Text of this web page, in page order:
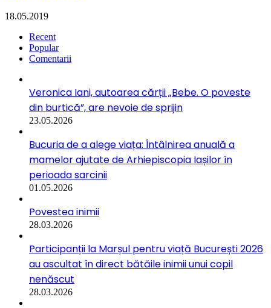
18.05.2019
Recent
Popular
Comentarii
Veronica Iani, autoarea cărții „Bebe. O poveste
din burtică”, are nevoie de sprijin
23.05.2026
Bucuria de a alege viața: Întâlnirea anuală a
mamelor ajutate de Arhiepiscopia Iașilor în
perioada sarcinii
01.05.2026
Povestea inimii
28.03.2026
Participanții la Marșul pentru viață București 2026
au ascultat în direct bătăile inimii unui copil
nenăscut
28.03.2026